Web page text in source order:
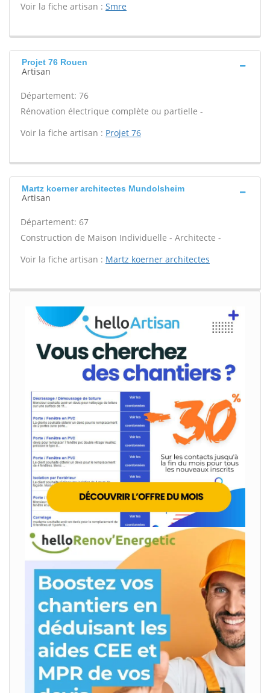
Voir la fiche artisan : Smre
Projet 76 Rouen
Artisan
Département: 76
Rénovation électrique complète ou partielle -
Voir la fiche artisan : Projet 76
Martz koerner architectes Mundolsheim
Artisan
Département: 67
Construction de Maison Individuelle - Architecte -
Voir la fiche artisan : Martz koerner architectes